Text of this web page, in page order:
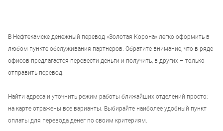
В Нефтекамске денежный перевод «Золотая Корона» легко оформить в
любом пункте обслуживания партнеров. Обратите внимание, что в ряде
офисов предлагается перевести деньги и получить, в других – только
отправить перевод.
Найти адреса и уточнить режим работы ближайших отделений просто:
на карте отражены все варианты. Выбирайте наиболее удобный пункт
оплаты для перевода денег по своим критериям.